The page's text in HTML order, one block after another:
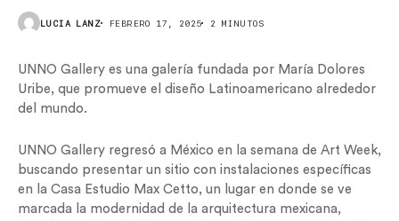
LUCIA LANZ FEBRERO 17, 2025 2 MINUTOS
UNNO Gallery es una galería fundada por María Dolores
Uribe, que promueve el diseño Latinoamericano alrededor
del mundo.
UNNO Gallery regresó a México en la semana de Art Week,
buscando presentar un sitio con instalaciones específicas
en la Casa Estudio Max Cetto, un lugar en donde se ve
marcada la modernidad de la arquitectura mexicana,